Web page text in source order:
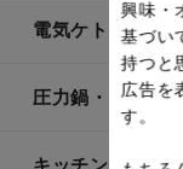
電気ケトル
圧力鍋・電気圧
興味・
基づい
持つと
広告を
す。